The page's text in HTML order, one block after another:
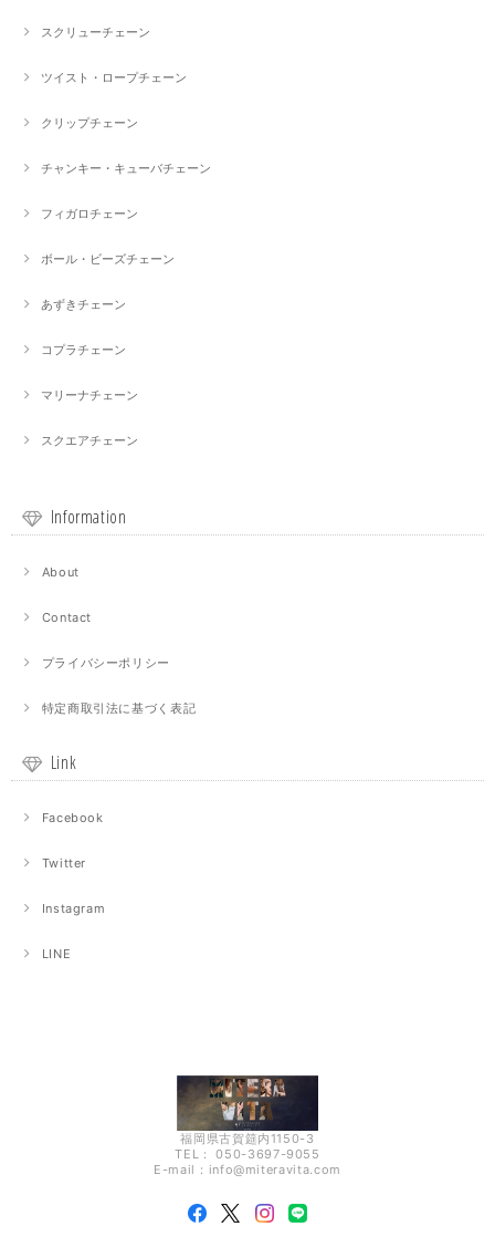
スクリューチェーン
ツイスト・ロープチェーン
クリップチェーン
チャンキー・キューバチェーン
フィガロチェーン
ボール・ビーズチェーン
あずきチェーン
コプラチェーン
マリーナチェーン
スクエアチェーン
Information
About
Contact
プライバシーポリシー
特定商取引法に基づく表記
Link
Facebook
Twitter
Instagram
LINE
福岡県古賀筵内1150-3
TEL： 050-3697-9055
E-mail： info@miteravita.com